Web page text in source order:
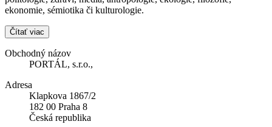
ekonomie, sémiotika či kulturologie.
Čítať viac
Obchodný názov
PORTÁL, s.r.o.,
Adresa
Klapkova 1867/2
182 00 Praha 8
Česká republika